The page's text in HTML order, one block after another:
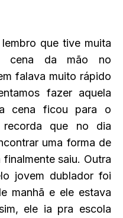
que tive muita
cena da mão no
falava muito rápido
fazer aquela
cena ficou para o
recorda que no dia
uma forma de
saiu. Outra
jovem dublador foi
manhã e ele estava
ele ia pra escola